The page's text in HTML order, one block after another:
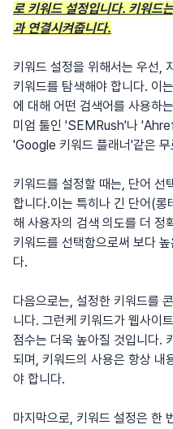
로 키워드 설정입니다. 키워드
과 연결시켜줍니다.
키워드 설정을 위해서는 우선,
키워드를 탐색해야 합니다. 이
에 대해 어떤 검색어를 사용하
미엄 툴인 'SEMRush'나
'Google 키워드 플래너'같은
키워드를 설정할 때는, 단어 선
합니다.이는 특히나 긴 단어(롱
해 사용자의 검색 의도를 더 정
키워드를 선택함으로써 보다
다.
다음으로는, 설정한 키워드를
니다. 그런케 키워드가 웹사이
점수는 더욱 높아질 것입니다.
되며, 키워드의 사용은 항상 내
야 합니다.
마지막으로, 키워드 설정은 한